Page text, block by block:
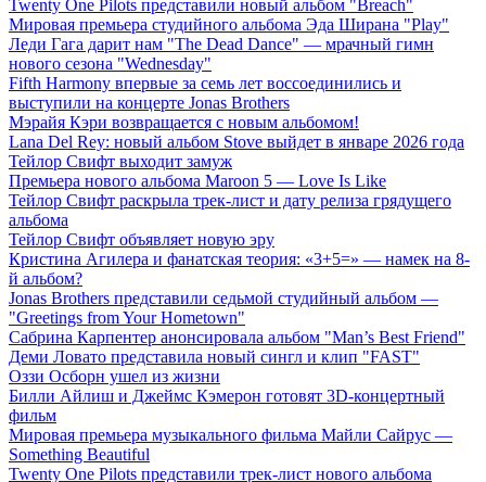
Twenty One Pilots представили новый альбом "Breach"
Мировая премьера студийного альбома Эда Ширана "Play"
Леди Гага дарит нам "The Dead Dance" — мрачный гимн
нового сезона "Wednesday"
Fifth Harmony впервые за семь лет воссоединились и
выступили на концерте Jonas Brothers
Мэрайя Кэри возвращается с новым альбомом!
Lana Del Rey: новый альбом Stove выйдет в январе 2026 года
Тейлор Свифт выходит замуж
Премьера нового альбома Maroon 5 — Love Is Like
Тейлор Свифт раскрыла трек-лист и дату релиза грядущего
альбома
Тейлор Свифт объявляет новую эру
Кристина Агилера и фанатская теория: «3+5=» — намек на 8-
й альбом?
Jonas Brothers представили седьмой студийный альбом —
"Greetings from Your Hometown"
Сабрина Карпентер анонсировала альбом "Man’s Best Friend"
Деми Ловато представила новый сингл и клип "FAST"
Оззи Осборн ушел из жизни
Билли Айлиш и Джеймс Кэмерон готовят 3D-концертный
фильм
Мировая премьера музыкального фильма Майли Сайрус —
Something Beautiful
Twenty One Pilots представили трек-лист нового альбома